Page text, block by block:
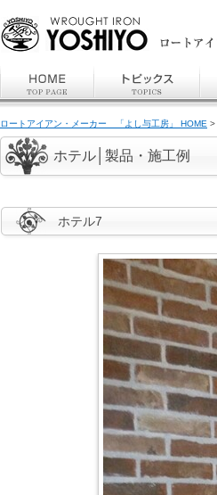
ロートアイアン・メーカー 「よし与工房」 HOME >
ホテル│製品・施工例
ホテル7